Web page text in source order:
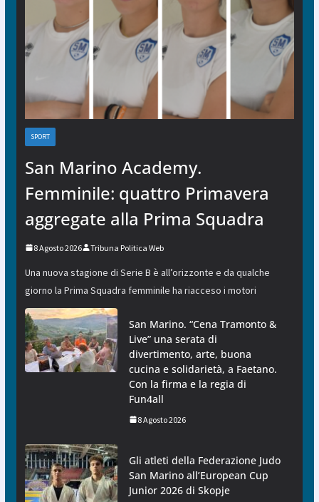
SPORT
San Marino Academy.
Femminile: quattro Primavera
aggregate alla Prima Squadra
8 Agosto 2026 Tribuna Politica Web
Una nuova stagione di Serie B è all’orizzonte e da qualche
giorno la Prima Squadra femminile ha riacceso i motori
San Marino. “Cena Tramonto &
Live” una serata di
divertimento, arte, buona
cucina e solidarietà, a Faetano.
Con la firma e la regia di
Fun4all
8 Agosto 2026
Gli atleti della Federazione Judo
San Marino all’European Cup
Junior 2026 di Skopje